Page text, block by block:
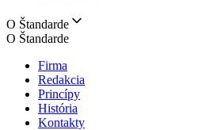
O Štandarde
O Štandarde
Firma
Redakcia
Princípy
História
Kontakty